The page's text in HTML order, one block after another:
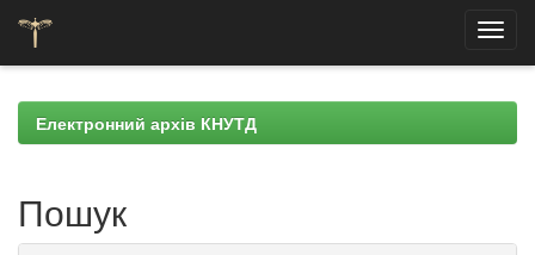
navigationЕлектронний архів КНУТД
Пошук